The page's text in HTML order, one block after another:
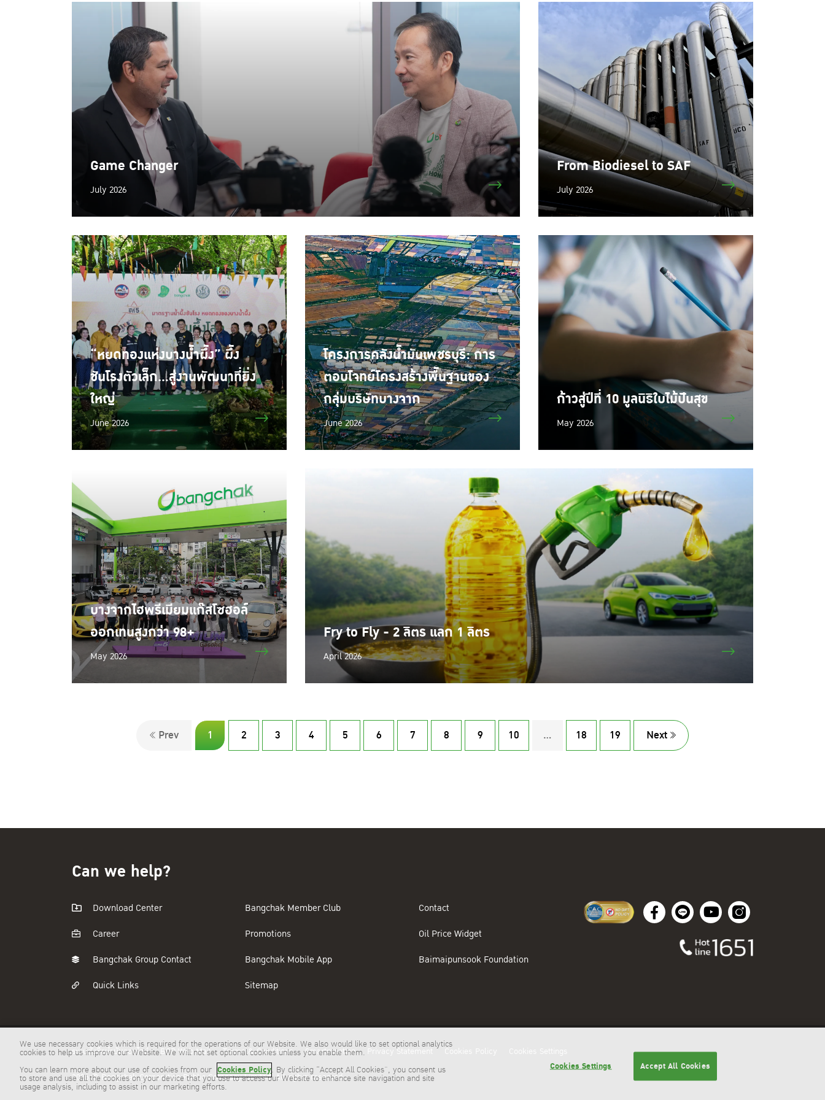
Game Changer
July 2026
From Biodiesel to SAF
July 2026
“หยดทองแห่งบางน้ำผึ้ง” ผึ้ง
ชันโรงตัวเล็ก...สู่งานพัฒนาที่ยิ่ง
ใหญ่
June 2026
โครง​การคลัง​น้ำมัน​เพชร​บุ​รี: การ​
ตอบ​โจทย์​โครงสร้าง​พื้นฐาน​ของ​
กลุ่ม​บริษัท​บาง​จาก
June 2026
ก้าวสู่ปีที่ 10 มูลนิธิใบไม้ปันสุข
May 2026
บางจากไฮพรีเมียมแก๊สโซฮอล์
ออกเทนสูงกว่า 98+
May 2026
Fry to Fly - 2 ลิตร แลก 1 ลิตร
April 2026
Prev 1 2 3 4 5 6 7 8 9 10 ... 18 19 Next
Can we help?
Download Center
Career
Bangchak Group Contact
Quick Links
Bangchak Member Club
Promotions
Bangchak Mobile App
Sitemap
Contact
Oil Price Widget
Baimaipunsook Foundation
2026 © Bangchak Corporation Public Company Limited. All rights reserved.
ระบบสั่งซื้อน้ำมันออนไลน์ BCP Web Mail Terms & Conditions Smartmeeting Privacy Statement
We use necessary cookies which is required for the operations of our Website. We also would like to set optional analytics
cookies to help us improve our Website. We will not set optional cookies unless you enable them.
You can learn more about our use of cookies from our Cookies Policy. By clicking “Accept All Cookies”, you consent us
to store and use all the cookies on your device that you use to access our Website to enhance site navigation and site
usage analysis, including to assist in our marketing efforts.
Cookies Settings Accept All Cookies